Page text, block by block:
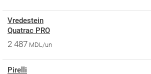
Vredestein
Quatrac PRO
2 487 MDL/un
Pirelli